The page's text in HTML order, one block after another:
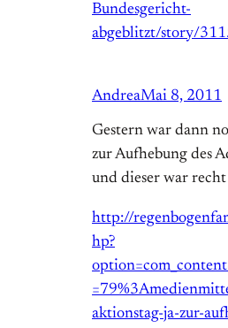
Bundesgericht-
abgeblitzt/story/
AndreaMai 8, 2011
Gestern war dann
zur Aufhebung des
und dieser war
http://
hp?
aktionstag-ja-zur-